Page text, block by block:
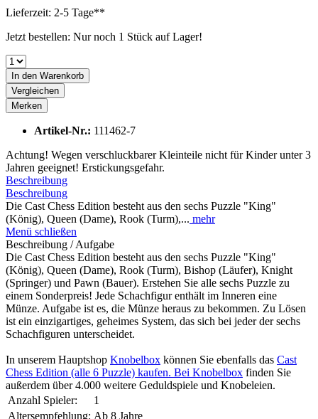
Lieferzeit: 2-5 Tage**
Jetzt bestellen: Nur noch 1 Stück auf Lager!
In den Warenkorb
Vergleichen
Merken
Artikel-Nr.: 111462-7
Achtung! Wegen verschluckbarer Kleinteile nicht für Kinder unter 3
Jahren geeignet! Erstickungsgefahr.
Beschreibung
Beschreibung
Die Cast Chess Edition besteht aus den sechs Puzzle "King"
(König), Queen (Dame), Rook (Turm),... mehr
Menü schließen
Beschreibung / Aufgabe
Die Cast Chess Edition besteht aus den sechs Puzzle "King"
(König), Queen (Dame), Rook (Turm), Bishop (Läufer), Knight
(Springer) und Pawn (Bauer). Erstehen Sie alle sechs Puzzle zu
einem Sonderpreis! Jede Schachfigur enthält im Inneren eine
Münze. Aufgabe ist es, die Münze heraus zu bekommen. Zu Lösen
ist ein einzigartiges, geheimes System, das sich bei jeder der sechs
Schachfiguren unterscheidet.
In unserem Hauptshop Knobelbox können Sie ebenfalls das Cast
Chess Edition (alle 6 Puzzle) kaufen. Bei Knobelbox finden Sie
außerdem über 4.000 weitere Geduldspiele und Knobeleien.
Anzahl Spieler:
1
Altersempfehlung: Ab 8 Jahre